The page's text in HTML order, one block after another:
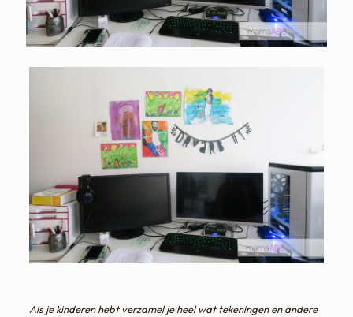
Als je kinderen hebt verzamel je heel wat tekeningen en andere